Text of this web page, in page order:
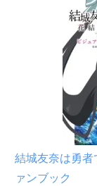
結城友奈は勇者
ァンブック